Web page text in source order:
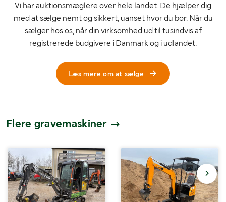
Vi har auktionsmæglere over hele landet. De hjælper dig
med at sælge nemt og sikkert, uanset hvor du bor. Når du
sælger hos os, når din virksomhed ud til tusindvis af
registrerede budgivere i Danmark og i udlandet.
Læs mere om at sælge
Flere gravemaskiner